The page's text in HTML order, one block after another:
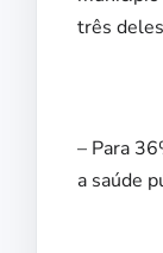
três
– Para
a saúde